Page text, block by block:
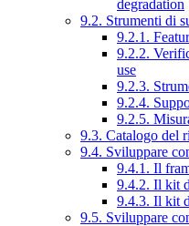
degradation
9.2. Strumenti di
9.2.1.
9.2.2.
use
9.2.3.
9.2.4.
9.2.5.
9.3. Catalogo del
9.4. Sviluppare
9.4.1. Il
9.4.2. Il kit
9.4.3. Il kit
9.5. Sviluppare